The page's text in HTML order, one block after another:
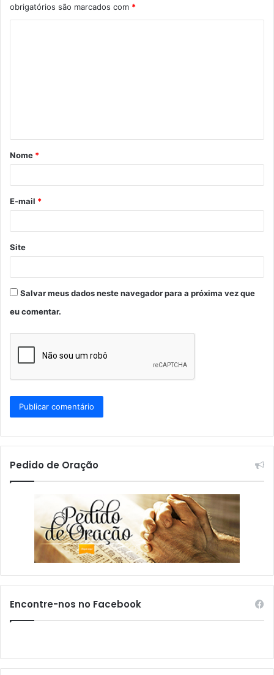
obrigatórios são marcados com *
á
r
*
Nome *
E-mail *
Site
Salvar meus dados neste navegador para a próxima vez que
eu comentar.
Pedido de Oração
Encontre-nos no Facebook